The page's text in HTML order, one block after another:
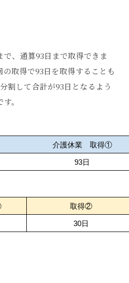
で、通算93日まで取得できま
の取得で93日を取得することも
割して合計が93日となるよう
。
介護休業　取得①
93日
取得②
30日